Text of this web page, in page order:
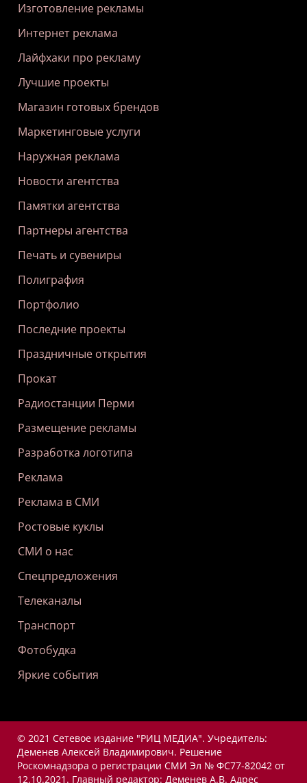
Изготовление рекламы
Интернет реклама
Лайфхаки про рекламу
Лучшие проекты
Магазин готовых брендов
Маркетинговые услуги
Наружная реклама
Новости агентства
Памятки агентства
Партнеры агентства
Печать и сувениры
Полиграфия
Портфолио
Последние проекты
Праздничные открытия
Прокат
Радиостанции Перми
Размещение рекламы
Разработка логотипа
Реклама
Реклама в СМИ
Ростовые куклы
СМИ о нас
Спецпредложения
Телеканалы
Транспорт
Фотобудка
Яркие события
© 2021 Сетевое издание "РИЦ МЕДИА". Учредитель:
Деменев Алексей Владимирович. Решение
Роскомнадзора о регистрации СМИ Эл № ФС77-82042 от
12.10.2021. Главный редактор: Деменев А.В. Адрес